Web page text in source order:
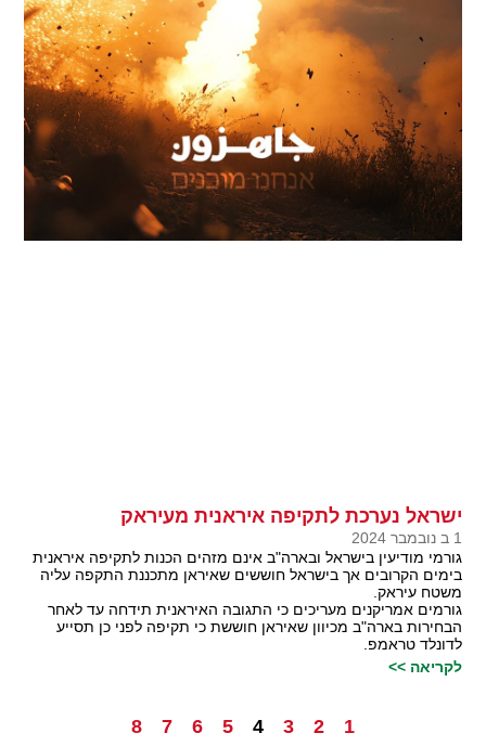
ישראל נערכת לתקיפה איראנית מעיראק
1 ב נובמבר 2024
גורמי מודיעין בישראל ובארה"ב אינם מזהים הכנות לתקיפה איראנית
בימים הקרובים אך בישראל חוששים שאיראן מתכננת התקפה עליה
משטח עיראק.
גורמים אמריקנים מעריכים כי התגובה האיראנית תידחה עד לאחר
הבחירות בארה"ב מכיוון שאיראן חוששת כי תקיפה לפני כן תסייע
לדונלד טראמפ.
לקריאה >>
1
2
3
4
5
6
7
8